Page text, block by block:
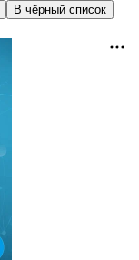
В чёрный список